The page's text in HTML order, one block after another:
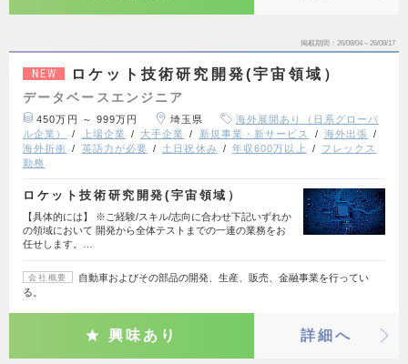
掲載期間 26/08/04～26/08/17
NEW ロケット技術研究開発(宇宙領域）
データベースエンジニア
450万円 ～ 999万円 埼玉県
海外展開あり（日系グローバ
ル企業）
上場企業 大手企業 新規事業・新サービス
海外出張
海外折衝
英語力が必要 土日祝休み 年収600万以上
フレックス
勤務
ロケット技術研究開発(宇宙領域）
【具体的には】 ※ご経験/スキル/志向に合わせ下記いずれか
の領域において 開発から全体テストまでの一連の業務をお
任せします。…
会社概要
自動車およびその部品の開発、生産、販売、金融事業を行ってい
る。
興味あり 詳細へ